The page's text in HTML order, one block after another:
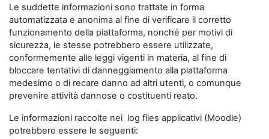
Le suddette informazioni sono trattate in forma
automatizzata e anonima al fine di verificare il corretto
funzionamento della piattaforma, nonché per motivi di
sicurezza, le stesse potrebbero essere utilizzate,
conformemente alle leggi vigenti in materia, al fine di
bloccare tentativi di danneggiamento alla piattaforma
medesimo o di recare danno ad altri utenti, o comunque
prevenire attività dannose o costituenti reato.
Le informazioni raccolte nei log files applicativi (Moodle)
potrebbero essere le seguenti: